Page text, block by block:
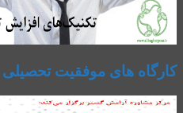
کارگاه های موفقیت تحصیلی